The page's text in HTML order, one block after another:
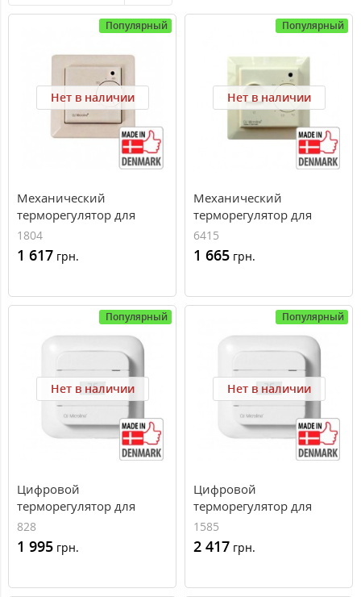
Популярный
Нет в наличии
Механический
терморегулятор для
теплых полов MTU2-
1991
1804
1 617 грн.
Популярный
Нет в наличии
Механический
терморегулятор для
теплого пола OTN-1991
6415
1 665 грн.
Популярный
Нет в наличии
Цифровой
терморегулятор для
теплого пола OTN2-1991
828
1 995 грн.
Популярный
Нет в наличии
Цифровой
терморегулятор для
теплого пола OTD2-1999
1585
2 417 грн.